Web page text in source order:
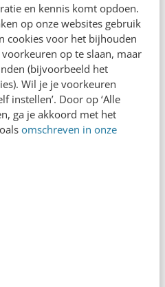
en kennis komt opdoen.
op onze websites gebruik
cookies voor het bijhouden
op te slaan, maar
(bijvoorbeeld het
Wil je je voorkeuren
instellen’. Door op ‘Alle
ga je akkoord met het
omschreven in onze
de webcare van
Ben & Jerry’s al sinds
dat senior brand
vol verhalen zit…